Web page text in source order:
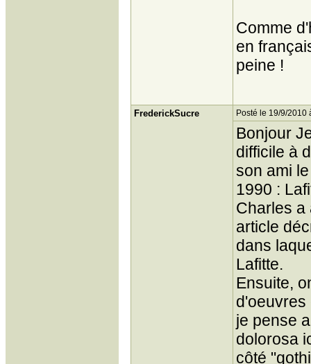
Comme
en
peine !
FrederickSucre Posté le 19/9/2010
Bonjour
difficile à
son ami
1990 :
Charles a
article
dans
Lafitte.
Ensuite,
d'oeuvres
je pense
dolorosa
côté